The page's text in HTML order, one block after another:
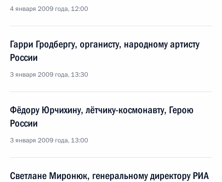
4 января 2009 года, 12:00
Гарри Гродбергу, органисту, народному артисту
России
3 января 2009 года, 13:30
Фёдору Юрчихину, лётчику-космонавту, Герою
России
3 января 2009 года, 13:00
Светлане Миронюк, генеральному директору РИА